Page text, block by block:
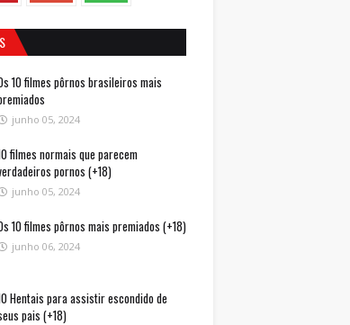
10 filmes pôrnos brasileiros mais
junho 05, 2024
filmes normais que parecem
pornos (+18)
junho 05, 2024
10 filmes pôrnos mais premiados (+18)
junho 06, 2024
Hentais para assistir escondido de
pais (+18)